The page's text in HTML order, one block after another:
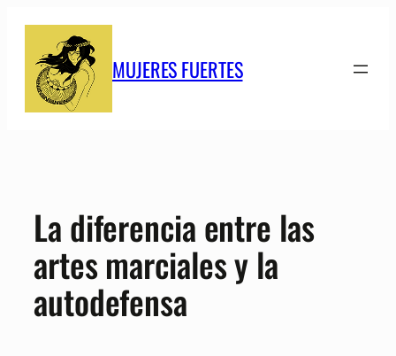
contenido
MUJERES FUERTES
La diferencia entre las
artes marciales y la
autodefensa